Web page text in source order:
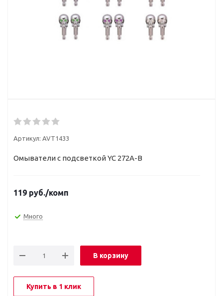
Артикул: AVT1433
Омыватели с подсветкой YC 272A-B
119 руб./комп
Много
В корзину
Купить в 1 клик